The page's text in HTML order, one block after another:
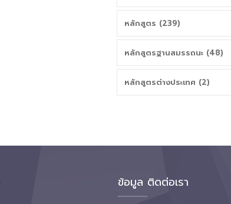
หลักสูตร (239)
หลักสูตรฐานสมรรถนะ (48)
หลักสูตรต่างประเทศ (2)
ข้อมูล ติดต่อเรา